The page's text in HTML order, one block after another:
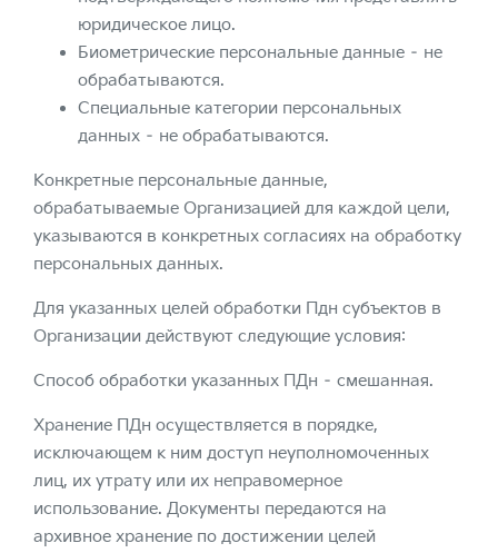
юридическое лицо.
Биометрические персональные данные – не
обрабатываются.
Специальные категории персональных
данных – не обрабатываются.
Конкретные персональные данные,
обрабатываемые Организацией для каждой цели,
указываются в конкретных согласиях на обработку
персональных данных.
Для указанных целей обработки Пдн субъектов в
Организации действуют следующие условия:
Способ обработки указанных ПДн – смешанная.
Хранение ПДн осуществляется в порядке,
исключающем к ним доступ неуполномоченных
лиц, их утрату или их неправомерное
использование. Документы передаются на
архивное хранение по достижении целей